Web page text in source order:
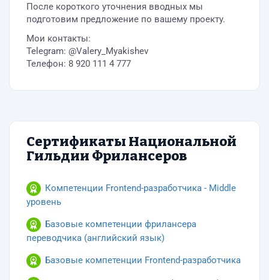
После короткого уточнения вводных мы
подготовим предложение по вашему проекту.
Мои контакты:
Telegram: @Valery_Myakishev
Телефон: 8 920 111 4 777
Сертификаты Национальной
Гильдии Фрилансеров
Компетенции Frontend-разработчика - Middle
уровень
Базовые компетенции фрилансера
переводчика (английский язык)
Базовые компетенции Frontend-разработчика